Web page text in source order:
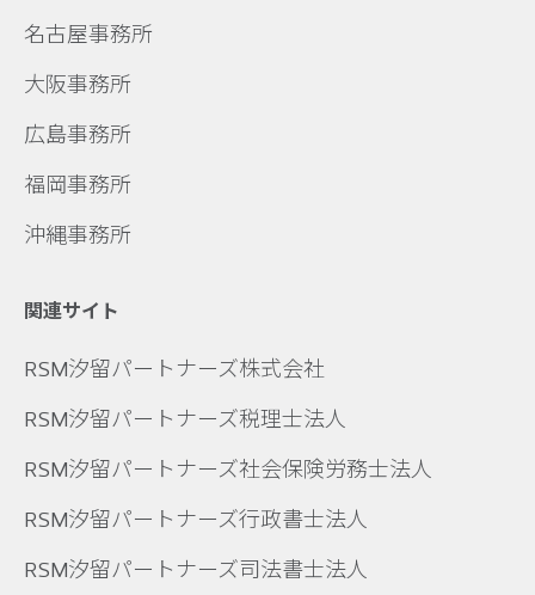
名古屋事務所
大阪事務所
広島事務所
福岡事務所
沖縄事務所
関連サイト
RSM汐留パートナーズ株式会社
RSM汐留パートナーズ税理士法人
RSM汐留パートナーズ社会保険労務士法人
RSM汐留パートナーズ行政書士法人
RSM汐留パートナーズ司法書士法人